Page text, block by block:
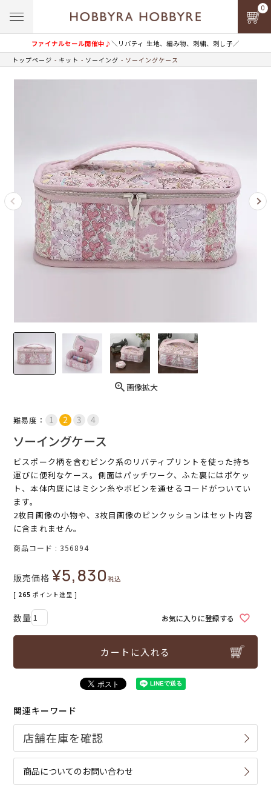
ファイナルセール開催中♪＼リバティ 生地、編み物、刺繍、刺し子／
0
トップページ キット ソーイング ソーイングケース
画像拡大
難易度：
ソーイングケース
ビスポーク柄を含むピンク系のリバティプリントを使った持ち
運びに便利なケース。側面はパッチワーク、ふた裏にはポケッ
ト、本体内底にはミシン糸やボビンを通せるコードがついてい
ます。
2枚目画像の小物や、3枚目画像のピンクッションはセット内容
に含まれません。
商品コード 356894
販売価格 ¥5,830税込
[ 265 ポイント進呈 ]
お気に入りに登録する
カートに入れる
関連キーワード
商品についてのお問い合わせ